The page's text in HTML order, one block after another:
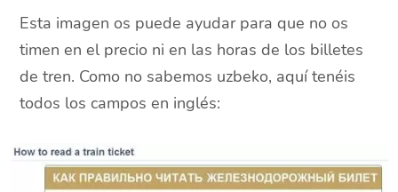
Esta imagen os puede ayudar para que no os
timen en el precio ni en las horas de los billetes
de tren. Como no sabemos uzbeko, aquí tenéis
todos los campos en inglés: